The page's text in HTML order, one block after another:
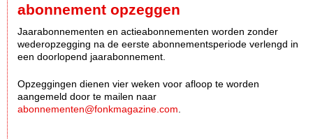
abonnement opzeggen
Jaarabonnementen en actieabonnementen worden zonder
wederopzegging na de eerste abonnementsperiode verlengd in
een doorlopend jaarabonnement.
Opzeggingen dienen vier weken voor afloop te worden
aangemeld door te mailen naar
abonnementen@fonkmagazine.com